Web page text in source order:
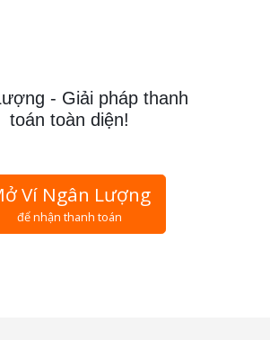
- Giải pháp thanh
toán toàn diện!
Ví Ngân Lượng
để nhận thanh toán